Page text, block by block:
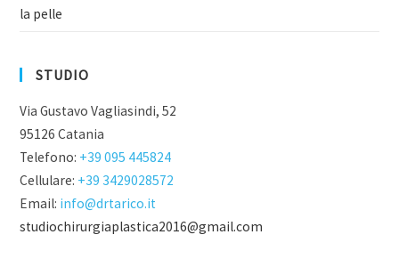
la pelle
STUDIO
Via Gustavo Vagliasindi, 52
95126 Catania
Telefono: +39 095 445824
Cellulare: +39 3429028572
Email: info@drtarico.it
studiochirurgiaplastica2016@gmail.com